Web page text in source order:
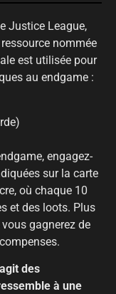
Justice League,
nommée
est utilisée pour
au endgame :
engagez-
sur la carte
où chaque 10
et des loots. Plus
gagnerez de
des
à une